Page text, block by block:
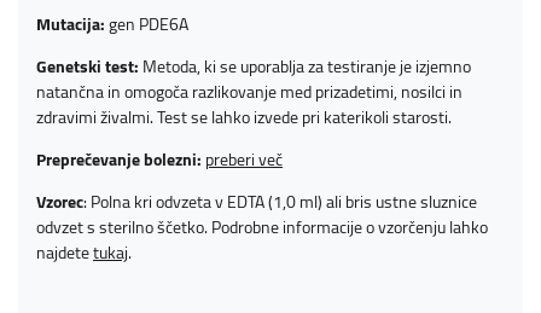
Mutacija:gen PDE6A
Genetski test:Metoda, ki se uporablja za testiranje je izjemno
natančna in omogoča razlikovanje med prizadetimi, nosilci in
zdravimi živalmi. Test se lahko izvede pri katerikoli starosti.
Preprečevanje bolezni:preberi več
Vzorec: Polna kri odvzeta v EDTA (1,0 ml) ali bris ustne sluznice
odvzet s sterilno ščetko. Podrobne informacije o vzorčenju lahko
najdetetukaj.